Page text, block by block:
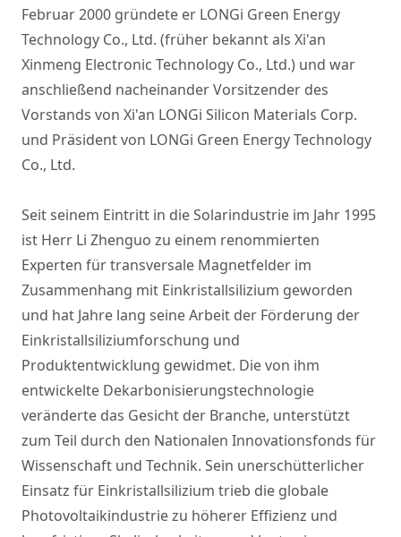
Februar 2000 gründete er LONGi Green Energy
Technology Co., Ltd. (früher bekannt als Xi'an
Xinmeng Electronic Technology Co., Ltd.) und war
anschließend nacheinander Vorsitzender des
Vorstands von Xi'an LONGi Silicon Materials Corp.
und Präsident von LONGi Green Energy Technology
Co., Ltd.
Seit seinem Eintritt in die Solarindustrie im Jahr 1995
ist Herr Li Zhenguo zu einem renommierten
Experten für transversale Magnetfelder im
Zusammenhang mit Einkristallsilizium geworden
und hat Jahre lang seine Arbeit der Förderung der
Einkristallsiliziumforschung und
Produktentwicklung gewidmet. Die von ihm
entwickelte Dekarbonisierungstechnologie
veränderte das Gesicht der Branche, unterstützt
zum Teil durch den Nationalen Innovationsfonds für
Wissenschaft und Technik. Sein unerschütterlicher
Einsatz für Einkristallsilizium trieb die globale
Photovoltaikindustrie zu höherer Effizienz und